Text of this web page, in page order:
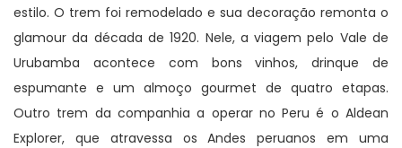
estilo. O trem foi remodelado e sua decoração remonta o
glamour da década de 1920. Nele, a viagem pelo Vale de
Urubamba acontece com bons vinhos, drinque de
espumante e um almoço gourmet de quatro etapas.
Outro trem da companhia a operar no Peru é o Aldean
Explorer, que atravessa os Andes peruanos em uma